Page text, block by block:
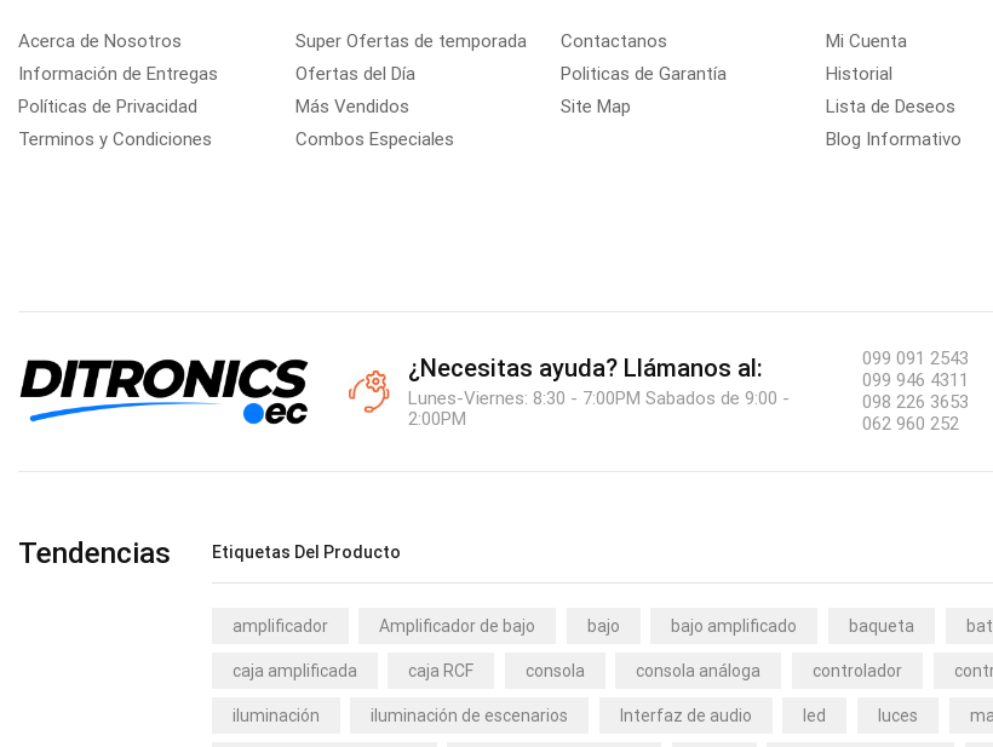
Acerca de Nosotros
Información de Entregas
Políticas de Privacidad
Terminos y Condiciones
Super Ofertas de temporada
Ofertas del Día
Más Vendidos
Combos Especiales
Contactanos
Politicas de Garantía
Site Map
Mi Cuenta
Historial
Lista de Deseos
Blog Informativo
¿Necesitas ayuda? Llámanos al:
Lunes-Viernes: 8:30 - 7:00PM Sabados de 9:00 -
2:00PM
099 091 2543
099 946 4311
098 226 3653
062 960 252
Tendencias Etiquetas Del Producto
amplificador Amplificador de bajo bajo bajo amplificado baqueta
caja amplificada caja RCF consola consola análoga controlador
iluminación iluminación de escenarios Interfaz de audio led luces